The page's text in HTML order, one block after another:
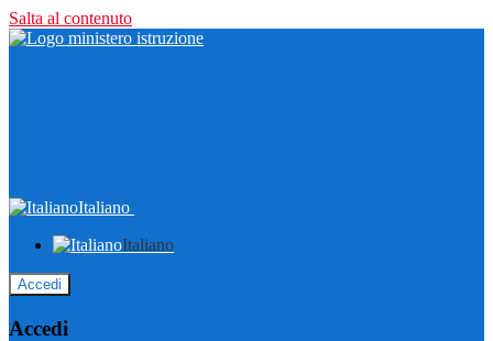
Salta al contenuto
Italiano
Italiano
Accedi
Accedi